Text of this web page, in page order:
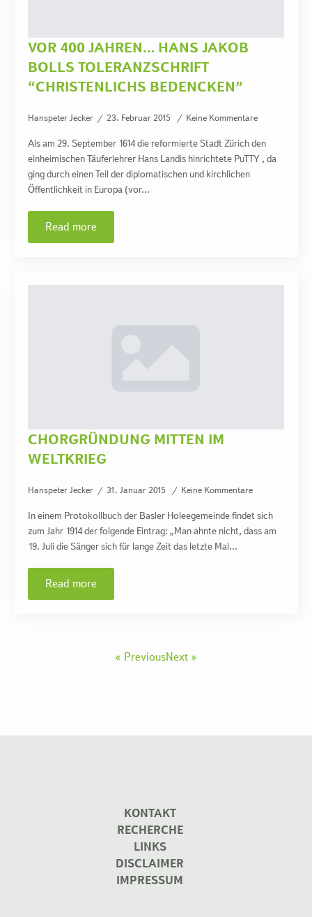
VOR 400 JAHREN… HANS JAKOB
BOLLS TOLERANZSCHRIFT
“CHRISTENLICHS BEDENCKEN”
Hanspeter Jecker 23. Februar 2015 Keine Kommentare
Als am 29. September 1614 die reformierte Stadt Zürich den
einheimischen Täuferlehrer Hans Landis hinrichtete PuTTY , da
ging durch einen Teil der diplomatischen und kirchlichen
Öffentlichkeit in Europa (vor…
Read more
CHORGRÜNDUNG MITTEN IM
WELTKRIEG
Hanspeter Jecker 31. Januar 2015 Keine Kommentare
In einem Protokollbuch der Basler Holeegemeinde findet sich
zum Jahr 1914 der folgende Eintrag: „Man ahnte nicht, dass am
19. Juli die Sänger sich für lange Zeit das letzte Mal…
Read more
« PreviousNext »
KONTAKT
RECHERCHE
LINKS
DISCLAIMER
IMPRESSUM